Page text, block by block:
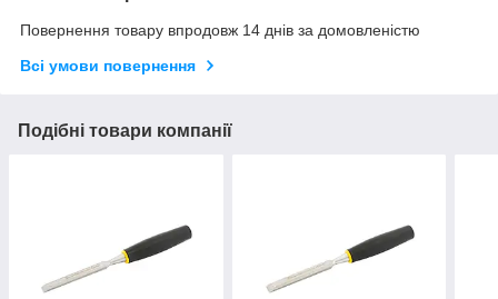
Повернення товару впродовж 14 днів за домовленістю
Всі умови повернення
Подібні товари компанії